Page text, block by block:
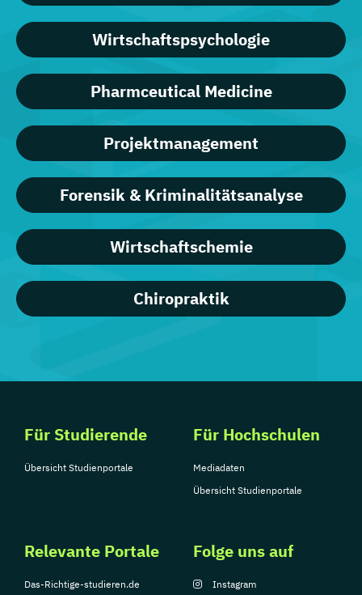
Wirtschaftspsychologie
Pharmceutical Medicine
Projektmanagement
Forensik & Kriminalitätsanalyse
Wirtschaftschemie
Chiropraktik
Für Studierende
Übersicht Studienportale
Für Hochschulen
Mediadaten
Übersicht Studienportale
Relevante Portale
Das-Richtige-studieren.de
Folge uns auf
Instagram